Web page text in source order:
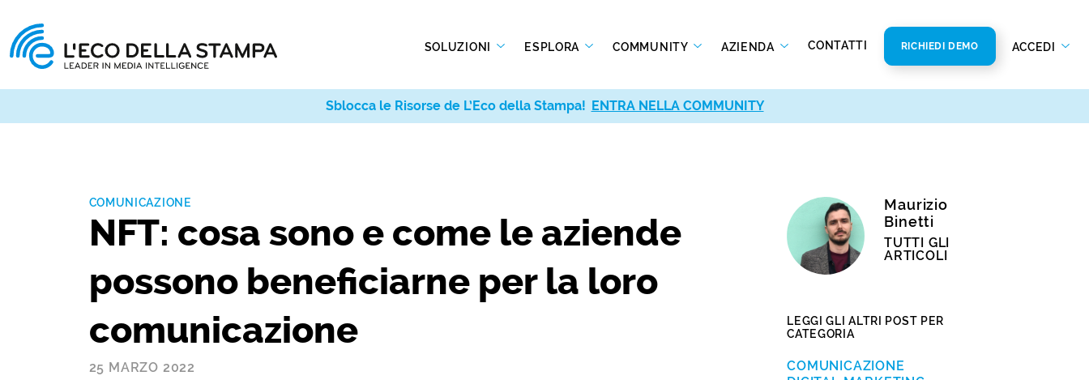
SOLUZIONI ESPLORA COMMUNITY AZIENDA CONTATTI RICHIEDI DEMO ACCEDI
COMUNICAZIONE
NFT: cosa sono e come le aziende
possono beneficiarne per la loro
comunicazione
25 MARZO 2022
Maurizio
Binetti
TUTTI GLI
ARTICOLI
LEGGI GLI ALTRI POST PER
CATEGORIA
COMUNICAZIONE
Sblocca le Risorse de L’Eco della Stampa! ENTRA NELLA COMMUNITY